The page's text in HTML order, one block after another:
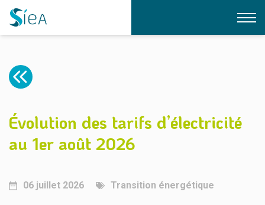
LE SIEA
L’ÉQUIPE DU SIEA
NOS STRUCTURES
LIAIN
NOS EXPERTISES
GAZ
ÉCLAIRAGE PUBLIC
TRANSITION ÉNERGÉTIQUE
DOCUMENTATION
FORMATIONS
Évolution des tarifs d’électricité
au 1er août 2026
06 juillet 2026 Transition énergétique